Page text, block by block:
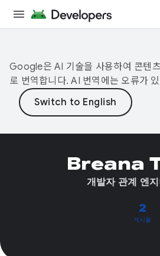
Google은 AI 기술을 사용하여 콘텐
로 번역합니다. AI 번역에는 오류가
2
게시물
Breana
개발자 관계 엔지